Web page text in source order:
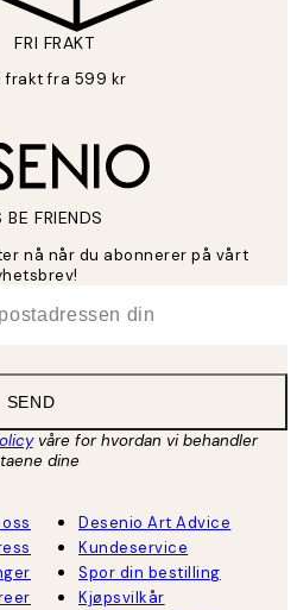
FRI FRAKT
frakt fra 599 kr
BE FRIENDS
nå når du abonnerer på vårt
SEND
våre for hvordan vi behandler
dine
Desenio Art Advice
Kundeservice
Spor din bestilling
Kjøpsvilkår